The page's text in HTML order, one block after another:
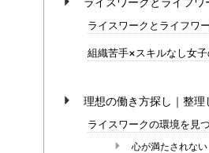
ライスワークとライフワ
組織苦手×スキルなし女
理想の働き方探し｜整理
ライスワークの環境を見
心が満たされない